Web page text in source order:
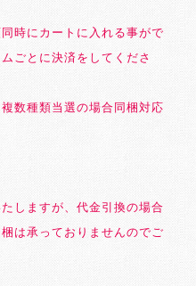
時にカートに入れる事がで
ごとに決済をしてくださ
数種類当選の場合同梱対応
しますが、代金引換の場合
は承っておりませんのでご